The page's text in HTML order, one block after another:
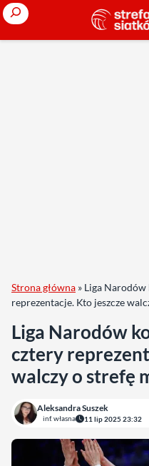
Search
Strona główna » Liga
reprezentacje. Kto jeszcze
Liga Narodów
cztery
walczy o strefę
Aleksandra Suszek
inf. własna 11 lip 2025 23:32